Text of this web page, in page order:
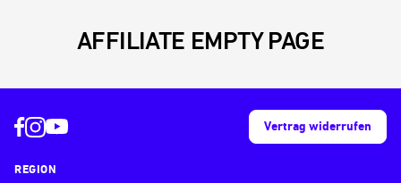
AFFILIATE EMPTY PAGE
Vertrag widerrufen
REGION